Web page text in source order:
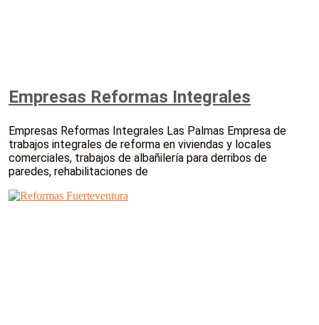
Empresas Reformas Integrales
Empresas Reformas Integrales Las Palmas Empresa de
trabajos integrales de reforma en viviendas y locales
comerciales, trabajos de albañilería para derribos de
paredes, rehabilitaciones de